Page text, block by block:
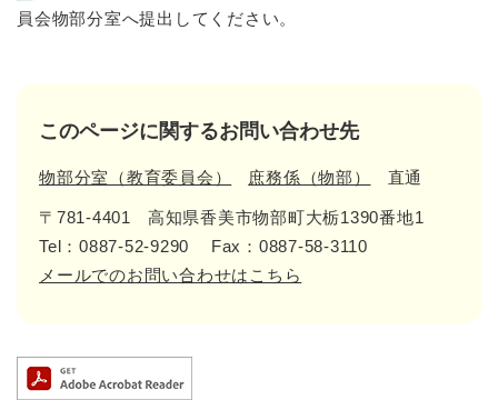
員会物部分室へ提出してください。
このページに関するお問い合わせ先
物部分室（教育委員会） 庶務係（物部） 直通
〒781-4401
高知県香美市物部町大栃1390番地1
Tel：0887-52-9290
Fax：0887-58-3110
メールでのお問い合わせはこちら